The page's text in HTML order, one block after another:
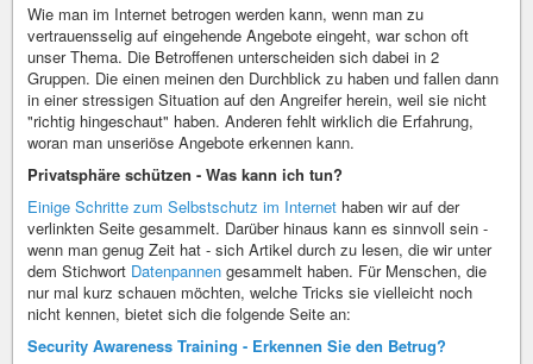
Wie man im Internet betrogen werden kann, wenn man zu
vertrauensselig auf eingehende Angebote eingeht, war schon oft
unser Thema. Die Betroffenen unterscheiden sich dabei in 2
Gruppen. Die einen meinen den Durchblick zu haben und fallen dann
in einer stressigen Situation auf den Angreifer herein, weil sie nicht
"richtig hingeschaut" haben. Anderen fehlt wirklich die Erfahrung,
woran man unseriöse Angebote erkennen kann.
Privatsphäre schützen - Was kann ich tun?
Einige Schritte zum Selbstschutz im Internet haben wir auf der
verlinkten Seite gesammelt. Darüber hinaus kann es sinnvoll sein -
wenn man genug Zeit hat - sich Artikel durch zu lesen, die wir unter
dem Stichwort Datenpannen gesammelt haben. Für Menschen, die
nur mal kurz schauen möchten, welche Tricks sie vielleicht noch
nicht kennen, bietet sich die folgende Seite an:
Security Awareness Training - Erkennen Sie den Betrug?